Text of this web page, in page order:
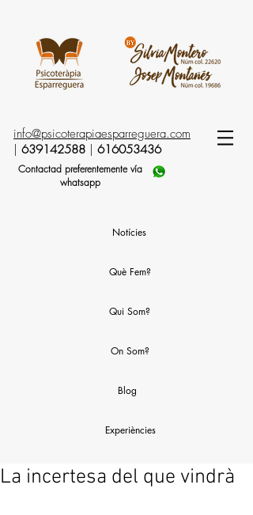
info@psicoterapiaesparreguera.com
639142588 616053436
Contactad preferentemente vía
whatsapp
Notícies
Què Fem?
Qui Som?
On Som?
Blog
Experiències
La incertesa del que vindrà